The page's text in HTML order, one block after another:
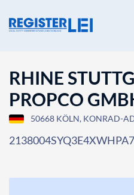
RHINE
PROPCO
50668 KÖLN, KONRAD-